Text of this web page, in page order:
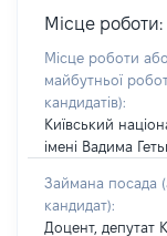
Місце роботи:
Місце роботи
майбутньої
кандидатів):
Київський
імені Вадима
Займана посада
кандидат):
Доцент, депутат